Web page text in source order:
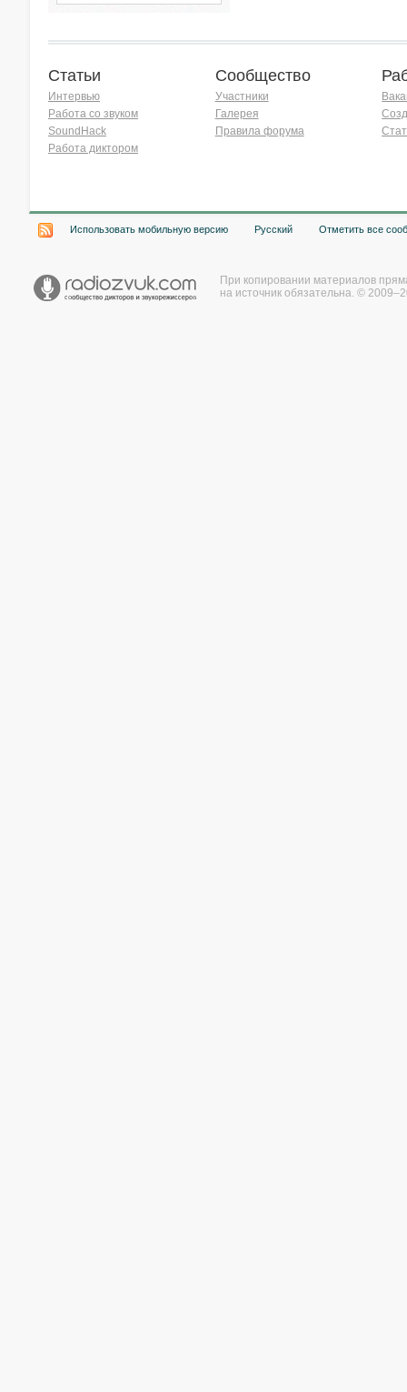
Статьи
Интервью
Работа со звуком
SoundHack
Работа диктором
Сообщество
Участники
Галерея
Правила форума
Использовать мобильную версию Русский Отметить все
При копировании материалов
на источник обязательна. ©